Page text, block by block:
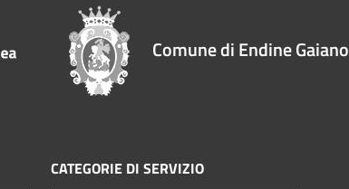
Comune di Endine Gaiano
CATEGORIE DI SERVIZIO